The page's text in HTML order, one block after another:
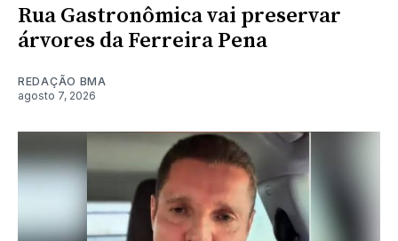
Rua Gastronômica vai preservar
árvores da Ferreira Pena
REDAÇÃO BMA
agosto 7, 2026